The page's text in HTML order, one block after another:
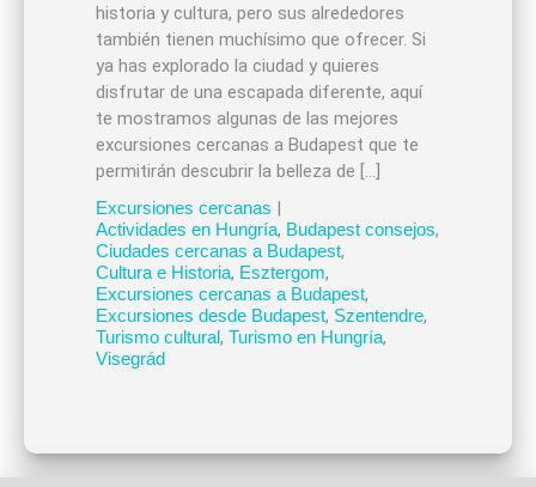
historia y cultura, pero sus alrededores
también tienen muchísimo que ofrecer. Si
ya has explorado la ciudad y quieres
disfrutar de una escapada diferente, aquí
te mostramos algunas de las mejores
excursiones cercanas a Budapest que te
permitirán descubrir la belleza de […]
Excursiones cercanas |
Actividades en Hungría, Budapest consejos,
Ciudades cercanas a Budapest,
Cultura e Historia, Esztergom,
Excursiones cercanas a Budapest,
Excursiones desde Budapest, Szentendre,
Turismo cultural, Turismo en Hungría,
Visegrád